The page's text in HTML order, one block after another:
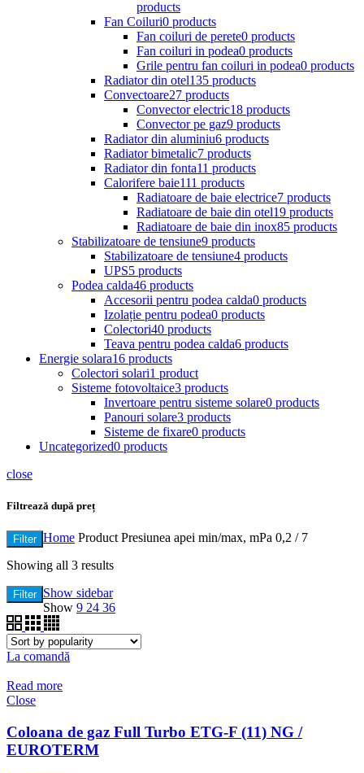
products
Fan Coiluri0 products
Fan coiluri de perete0 products
Fan coiluri in podea0 products
Grile pentru fan coiluri in podea0 products
Radiator din otel135 products
Convectoare27 products
Convector electric18 products
Convector pe gaz9 products
Radiator din aluminiu6 products
Radiator bimetalic7 products
Radiator din fonta11 products
Calorifere baie111 products
Radiatoare de baie electrice7 products
Radiatoare de baie din otel19 products
Radiatoare de baie din inox85 products
Stabilizatoare de tensiune9 products
Stabilizatoare de tensiune4 products
UPS5 products
Podea calda46 products
Accesorii pentru podea calda0 products
Izolație pentru podea0 products
Colectori40 products
Teava pentru podea calda6 products
Energie solara16 products
Colectori solari1 product
Sisteme fotovoltaice3 products
Invertoare pentru sisteme solare0 products
Panouri solare3 products
Sisteme de fixare0 products
Uncategorized0 products
close
Filtrează după preț
Filter Home Product Presiunea apei min/max, mPa 0,2 / 7
Showing all 3 results
Filter Show sidebar
Show 9 24 36
La comandă
Read more
Close
Coloana de gaz Full Turbo ETG-F (11) NG /
EUROTERM